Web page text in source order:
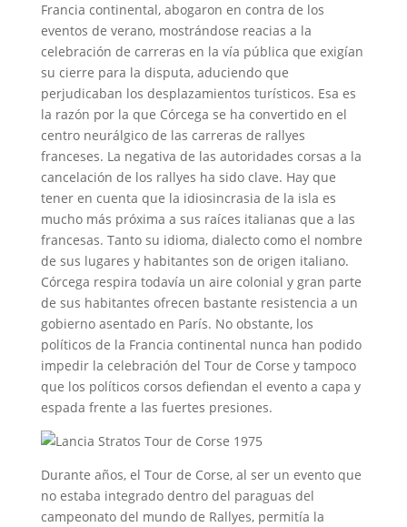
Francia continental, abogaron en contra de los
eventos de verano, mostrándose reacias a la
celebración de carreras en la vía pública que exigían
su cierre para la disputa, aduciendo que
perjudicaban los desplazamientos turísticos. Esa es
la razón por la que Córcega se ha convertido en el
centro neurálgico de las carreras de rallyes
franceses. La negativa de las autoridades corsas a la
cancelación de los rallyes ha sido clave. Hay que
tener en cuenta que la idiosincrasia de la isla es
mucho más próxima a sus raíces italianas que a las
francesas. Tanto su idioma, dialecto como el nombre
de sus lugares y habitantes son de origen italiano.
Córcega respira todavía un aire colonial y gran parte
de sus habitantes ofrecen bastante resistencia a un
gobierno asentado en París. No obstante, los
políticos de la Francia continental nunca han podido
impedir la celebración del Tour de Corse y tampoco
que los políticos corsos defiendan el evento a capa y
espada frente a las fuertes presiones.
Durante años, el Tour de Corse, al ser un evento que
no estaba integrado dentro del paraguas del
campeonato del mundo de Rallyes, permitía la